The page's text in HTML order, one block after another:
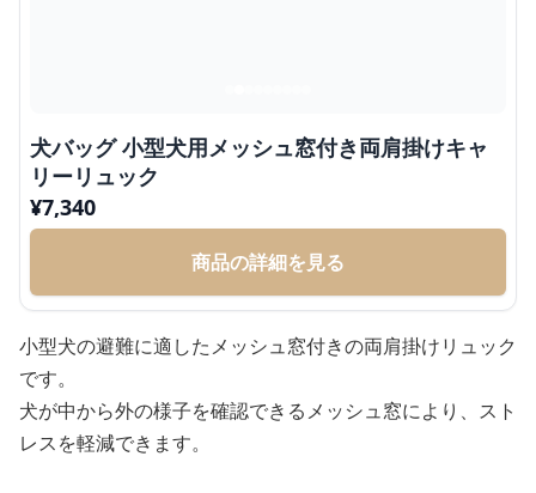
犬バッグ 小型犬用メッシュ窓付き両肩掛けキャ
リーリュック
¥7,340
商品の詳細を見る
小型犬の避難に適したメッシュ窓付きの両肩掛けリュック
です。
犬が中から外の様子を確認できるメッシュ窓により、スト
レスを軽減できます。